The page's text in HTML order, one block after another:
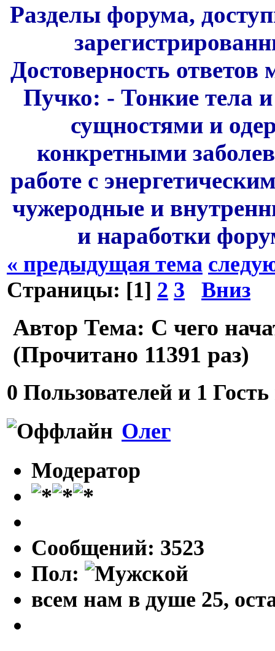
Разделы форума,
Достоверность
Пучко: - Тонкие тела
сущностями и
конкретными
работе с
чужеродные и
и наработки
« предыдущая тема
Страницы: [1] 2 3 Вниз
Автор Тема: С чего
(Прочитано 11391 раз)
0 Пользователей и 1
Олег
Модератор
Сообщений: 3523
Пол:
всем нам в душе 25,